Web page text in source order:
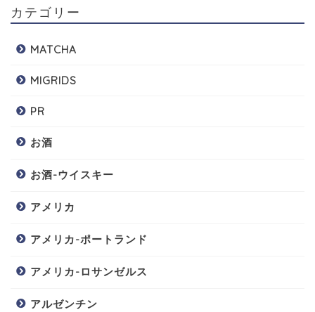
カテゴリー
MATCHA
MIGRIDS
PR
お酒
お酒-ウイスキー
アメリカ
アメリカ-ポートランド
アメリカ-ロサンゼルス
アルゼンチン